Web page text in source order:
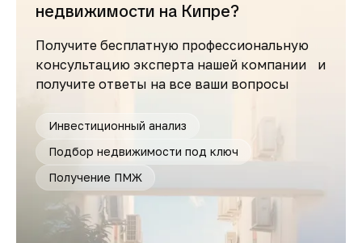
недвижимости на Кипре?
Получите бесплатную профессиональную
консультацию эксперта нашей компании и
получите ответы на все ваши вопросы
Инвестиционный анализ
Подбор недвижимости под ключ
Получение ПМЖ